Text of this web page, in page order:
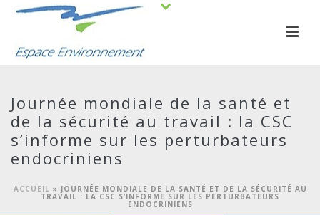
Journée mondiale de la santé et
de la sécurité au travail : la CSC
s’informe sur les perturbateurs
endocriniens
ACCUEIL » JOURNÉE MONDIALE DE LA SANTÉ ET DE LA SÉCURITÉ AU
TRAVAIL : LA CSC S’INFORME SUR LES PERTURBATEURS
ENDOCRINIENS